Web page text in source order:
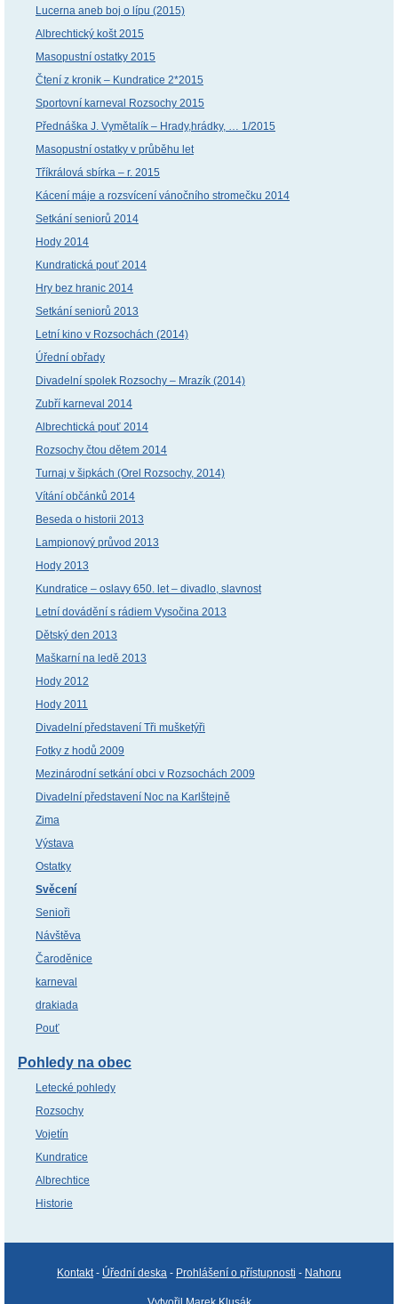
Lucerna aneb boj o lípu (2015)
Albrechtický košt 2015
Masopustní ostatky 2015
Čtení z kronik – Kundratice 2*2015
Sportovní karneval Rozsochy 2015
Přednáška J. Vymětalík – Hrady,hrádky, … 1/2015
Masopustní ostatky v průběhu let
Tříkrálová sbírka – r. 2015
Kácení máje a rozsvícení vánočního stromečku 2014
Setkání seniorů 2014
Hody 2014
Kundratická pouť 2014
Hry bez hranic 2014
Setkání seniorů 2013
Letní kino v Rozsochách (2014)
Úřední obřady
Divadelní spolek Rozsochy – Mrazík (2014)
Zubří karneval 2014
Albrechtická pouť 2014
Rozsochy čtou dětem 2014
Turnaj v šipkách (Orel Rozsochy, 2014)
Vítání občánků 2014
Beseda o historii 2013
Lampionový průvod 2013
Hody 2013
Kundratice – oslavy 650. let – divadlo, slavnost
Letní dovádění s rádiem Vysočina 2013
Dětský den 2013
Maškarní na ledě 2013
Hody 2012
Hody 2011
Divadelní představení Tři mušketýři
Fotky z hodů 2009
Mezinárodní setkání obci v Rozsochách 2009
Divadelní představení Noc na Karlštejně
Zima
Výstava
Ostatky
Svěcení
Senioři
Návštěva
Čaroděnice
karneval
drakiada
Pouť
Pohledy na obec
Letecké pohledy
Rozsochy
Vojetín
Kundratice
Albrechtice
Historie
Kontakt- Úřední deska - Prohlášení o přístupnosti - Nahoru